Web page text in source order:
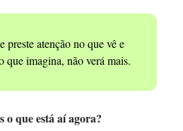
preste atenção no que vê e
que imagina, não verá mais.
o que está aí agora?